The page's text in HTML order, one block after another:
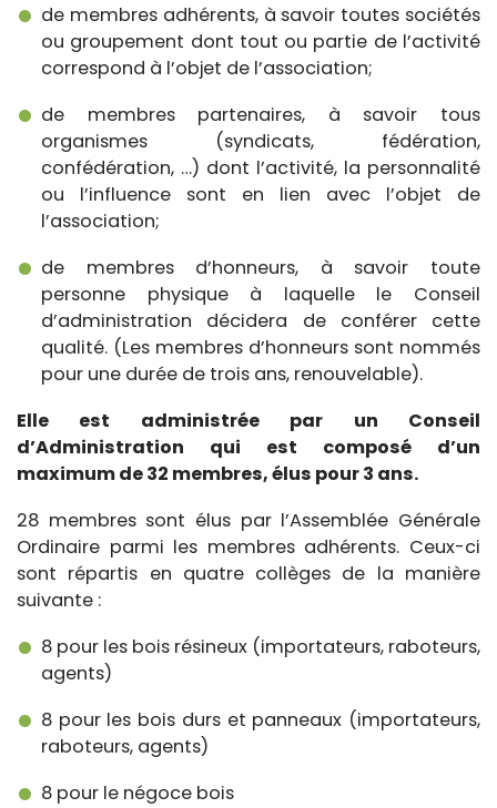
de membres adhérents, à savoir toutes sociétés
ou groupement dont tout ou partie de l’activité
correspond à l’objet de l’association;
de membres partenaires, à savoir tous
organismes (syndicats, fédération,
confédération, …) dont l’activité, la personnalité
ou l’influence sont en lien avec l’objet de
l’association;
de membres d’honneurs, à savoir toute
personne physique à laquelle le Conseil
d’administration décidera de conférer cette
qualité. (Les membres d’honneurs sont nommés
pour une durée de trois ans, renouvelable).
Elle est administrée par un Conseil
d’Administration qui est composé d’un
maximum de 32 membres, élus pour 3 ans.
28 membres sont élus par l’Assemblée Générale
Ordinaire parmi les membres adhérents. Ceux-ci
sont répartis en quatre collèges de la manière
suivante :
8 pour les bois résineux (importateurs, raboteurs,
agents)
8 pour les bois durs et panneaux (importateurs,
raboteurs, agents)
8 pour le négoce bois